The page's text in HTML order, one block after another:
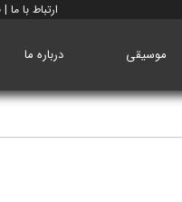
ارتباط با ما |
موسیقی درباره ما